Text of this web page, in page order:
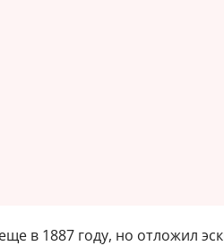
в 1887 году, но отложил